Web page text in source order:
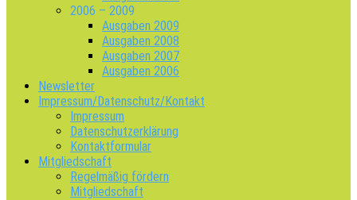
2006 – 2009
Ausgaben 2009
Ausgaben 2008
Ausgaben 2007
Ausgaben 2006
Newsletter
Impressum/Datenschutz/Kontakt
Impressum
Datenschutzerklärung
Kontaktformular
Mitgliedschaft
Regelmäßig fördern
Mitgliedschaft